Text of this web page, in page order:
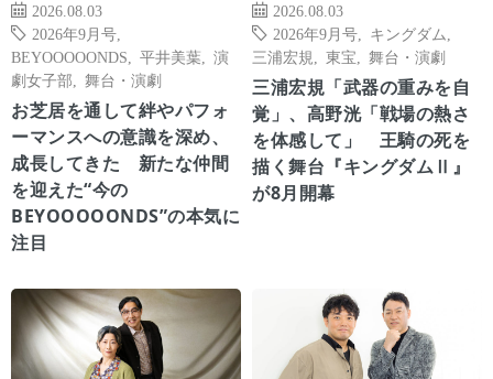
2026.08.03
2026年9月号
BEYOOOOONDS
平井美葉
演
劇女子部
舞台・演劇
お芝居を通して絆やパフォ
ーマンスへの意識を深め、
成長してきた 新たな仲間
を迎えた“今の
BEYOOOOONDS”の本気に
注目
2026.08.03
2026年9月号
キングダム
三浦宏規
東宝 舞台・演劇
三浦宏規「武器の重みを自
覚」、高野洸「戦場の熱さ
を体感して」 王騎の死を
描く舞台『キングダムⅡ』
が8月開幕